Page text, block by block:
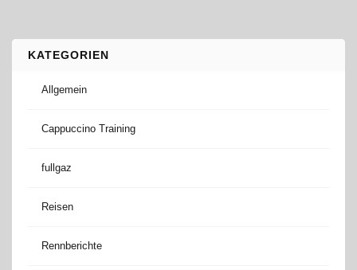
KATEGORIEN
Allgemein
Cappuccino Training
fullgaz
Reisen
Rennberichte